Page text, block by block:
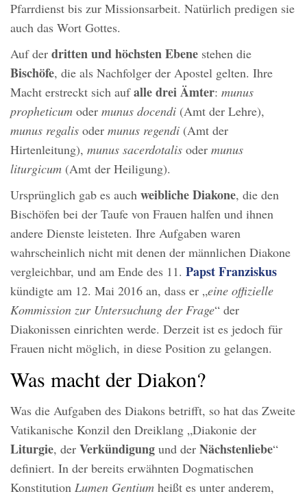
Pfarrdienst bis zur Missionsarbeit. Natürlich predigen sie
auch das Wort Gottes.
Auf der dritten und höchstenEbene stehen die
Bischöfe, die als Nachfolger der Apostel gelten. Ihre
Macht erstreckt sich aufalle drei Ämter: munus
propheticum oder munus docendi (Amt der Lehre),
munus regalis oder munus regendi (Amt der
Hirtenleitung), munus sacerdotalis oder munus
liturgicum (Amt der Heiligung).
Ursprünglich gab es auch weibliche Diakone, die den
Bischöfen bei der Taufe von Frauen halfen und ihnen
andere Dienste leisteten. Ihre Aufgaben waren
wahrscheinlich nicht mit denen der männlichen Diakone
vergleichbar, und am Ende des 11. Papst Franziskus
kündigte am 12. Mai 2016 an, dass er „eine offizielle
Kommission zur Untersuchung der Frage“ der
Diakonissen einrichten werde. Derzeit ist es jedoch für
Frauen nicht möglich, in diese Position zu gelangen.
Was macht der Diakon?
Was die Aufgaben des Diakons betrifft, so hat das Zweite
Vatikanische Konzil den Dreiklang „Diakonie der
Liturgie, der Verkündigung und der Nächstenliebe“
definiert. In der bereits erwähnten Dogmatischen
Konstitution Lumen Gentium heißt es unter anderem,